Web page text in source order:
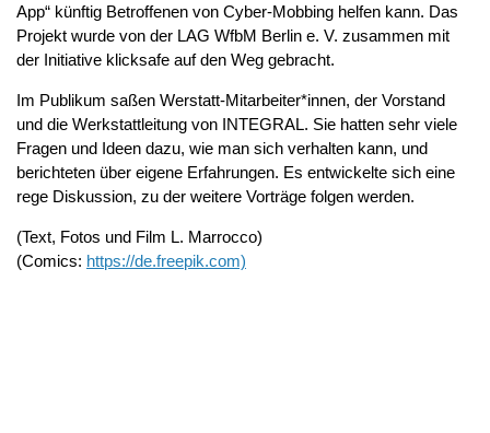
App“ künftig Betroffenen von Cyber-Mobbing helfen kann. Das
Projekt wurde von der LAG WfbM Berlin e. V. zusammen mit
der Initiative klicksafe auf den Weg gebracht.
Im Publikum saßen Werstatt-Mitarbeiter*innen, der Vorstand
und die Werkstattleitung von INTEGRAL. Sie hatten sehr viele
Fragen und Ideen dazu, wie man sich verhalten kann, und
berichteten über eigene Erfahrungen. Es entwickelte sich eine
rege Diskussion, zu der weitere Vorträge folgen werden.
(Text, Fotos und Film L. Marrocco)
(Comics: https://de.freepik.com)